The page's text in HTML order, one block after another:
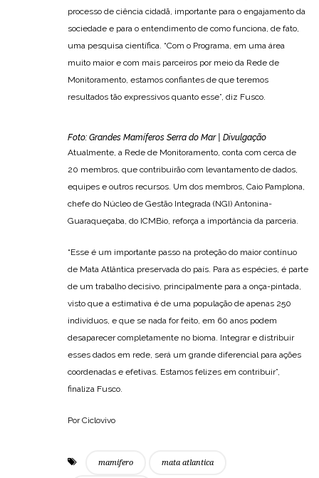
processo de ciência cidadã, importante para o engajamento da
sociedade e para o entendimento de como funciona, de fato,
uma pesquisa científica. “Com o Programa, em uma área
muito maior e com mais parceiros por meio da Rede de
Monitoramento, estamos confiantes de que teremos
resultados tão expressivos quanto esse”, diz Fusco.
Foto: Grandes Mamíferos Serra do Mar | Divulgação
Atualmente, a Rede de Monitoramento, conta com cerca de
20 membros, que contribuirão com levantamento de dados,
equipes e outros recursos. Um dos membros, Caio Pamplona,
chefe do Núcleo de Gestão Integrada (NGI) Antonina-
Guaraqueçaba, do ICMBio, reforça a importância da parceria.
“Esse é um importante passo na proteção do maior contínuo
de Mata Atlântica preservada do país. Para as espécies, é parte
de um trabalho decisivo, principalmente para a onça-pintada,
visto que a estimativa é de uma população de apenas 250
indivíduos, e que se nada for feito, em 60 anos podem
desaparecer completamente no bioma. Integrar e distribuir
esses dados em rede, será um grande diferencial para ações
coordenadas e efetivas. Estamos felizes em contribuir”,
finaliza Fusco.
Por Ciclovivo
mamifero mata atlantica